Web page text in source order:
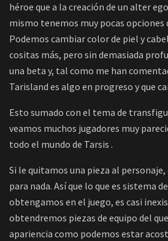
héroe que a la creación de un alter
mismo tenemos muy pocas opciones
Podemos cambiar color de piel y
cositas más, pero sin demasiada
una beta y, tal como me han
Tarisland es algo en progreso y que
Esto sumado con el tema de
veamos muchos jugadores muy
todo el mundo de Tarsis .
Si le quitamos una pieza al
para nada. Así que lo que es sistema
obtengamos en el juego, es casi
obtendremos piezas de equipo del
apariencia como podemos estar